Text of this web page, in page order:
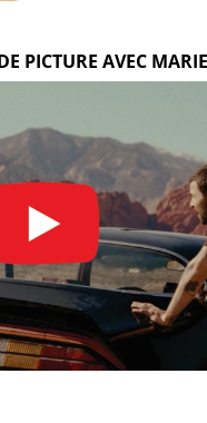
PICTURE AVEC